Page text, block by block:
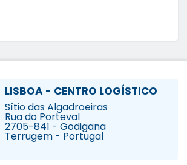
LISBOA - CENTRO LOGÍSTICO
Sítio das Algadroeiras
Rua do Porteval
2705-841 - Godigana
Terrugem - Portugal